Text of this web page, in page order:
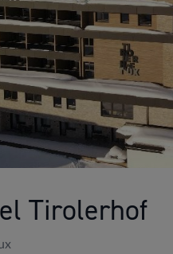
geen kamers
Tirolerhof